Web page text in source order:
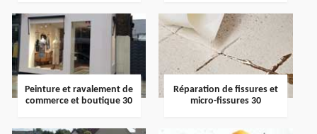
Peinture et ravalement de
commerce et boutique 30
Réparation de fissures et
micro-fissures 30